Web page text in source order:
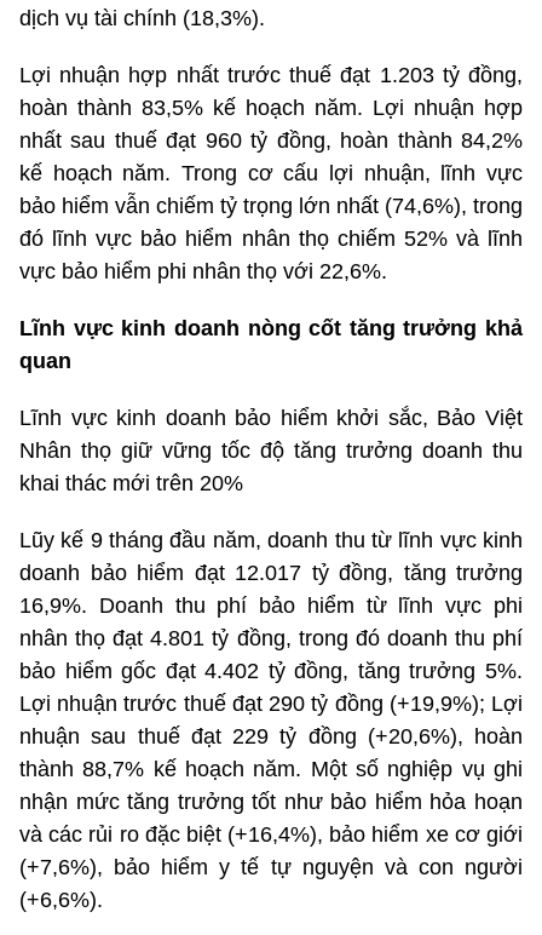
dịch vụ tài chính (18,3%).
Lợi nhuận hợp nhất trước thuế đạt 1.203 tỷ đồng,
hoàn thành 83,5% kế hoạch năm. Lợi nhuận hợp
nhất sau thuế đạt 960 tỷ đồng, hoàn thành 84,2%
kế hoạch năm. Trong cơ cấu lợi nhuận, lĩnh vực
bảo hiểm vẫn chiếm tỷ trọng lớn nhất (74,6%), trong
đó lĩnh vực bảo hiểm nhân thọ chiếm 52% và lĩnh
vực bảo hiểm phi nhân thọ với 22,6%.
Lĩnh vực kinh doanh nòng cốt tăng trưởng khả
quan
Lĩnh vực kinh doanh bảo hiểm khởi sắc, Bảo Việt
Nhân thọ giữ vững tốc độ tăng trưởng doanh thu
khai thác mới trên 20%
Lũy kế 9 tháng đầu năm, doanh thu từ lĩnh vực kinh
doanh bảo hiểm đạt 12.017 tỷ đồng, tăng trưởng
16,9%. Doanh thu phí bảo hiểm từ lĩnh vực phi
nhân thọ đạt 4.801 tỷ đồng, trong đó doanh thu phí
bảo hiểm gốc đạt 4.402 tỷ đồng, tăng trưởng 5%.
Lợi nhuận trước thuế đạt 290 tỷ đồng (+19,9%); Lợi
nhuận sau thuế đạt 229 tỷ đồng (+20,6%), hoàn
thành 88,7% kế hoạch năm. Một số nghiệp vụ ghi
nhận mức tăng trưởng tốt như bảo hiểm hỏa hoạn
và các rủi ro đặc biệt (+16,4%), bảo hiểm xe cơ giới
(+7,6%), bảo hiểm y tế tự nguyện và con người
(+6,6%).